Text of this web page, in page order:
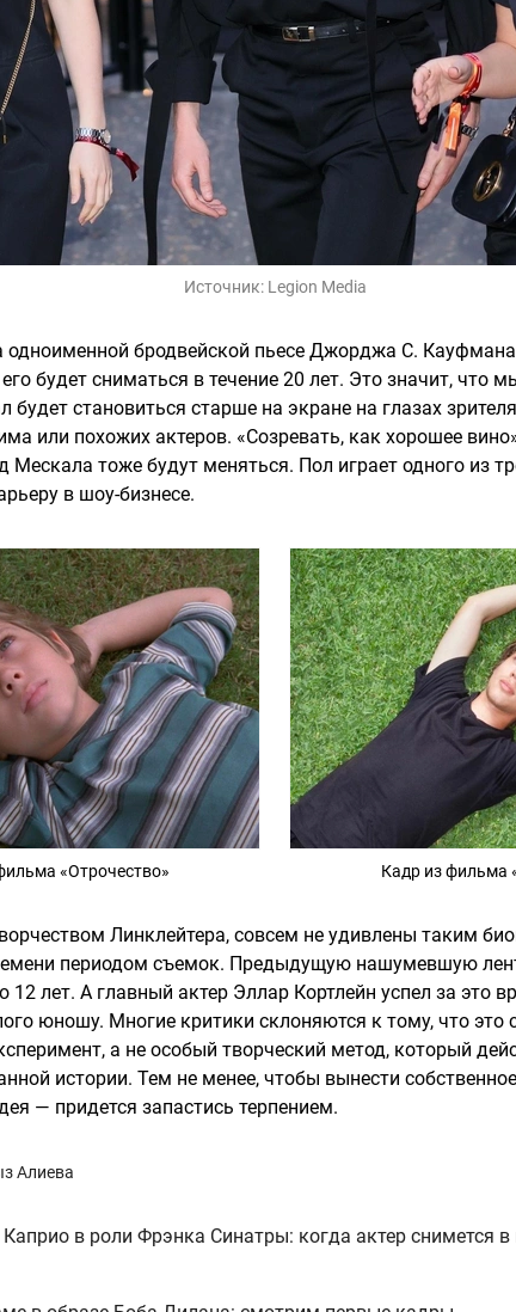
Источник: Legion Media
одноименной бродвейской пьесе Джорджа С.
будет сниматься в течение 20 лет. Это значит, что
будет становиться старше на экране на глазах
или похожих актеров. «Созревать, как хорошее
Мескала тоже будут меняться. Пол играет одного из
в шоу-бизнесе.
«Отрочество» Кадр из фильма
Линклейтера, совсем не удивлены таким
периодом съемок. Предыдущую нашумевшую
12 лет. А главный актер Эллар Кортлейн успел за это
юношу. Многие критики склоняются к тому, что это
а не особый творческий метод, который
истории. Тем не менее, чтобы вынести
— придется запастись терпением.
Алиева
в роли Фрэнка Синатры: когда актер снимется